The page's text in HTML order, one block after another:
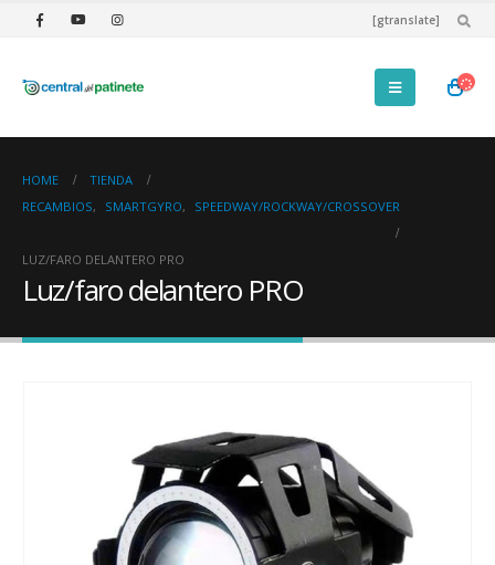
[gtranslate]
HOME
TIENDA
RECAMBIOS, SMARTGYRO, SPEEDWAY/ROCKWAY/CROSSOVER
LUZ/FARO DELANTERO PRO
Luz/faro delantero PRO